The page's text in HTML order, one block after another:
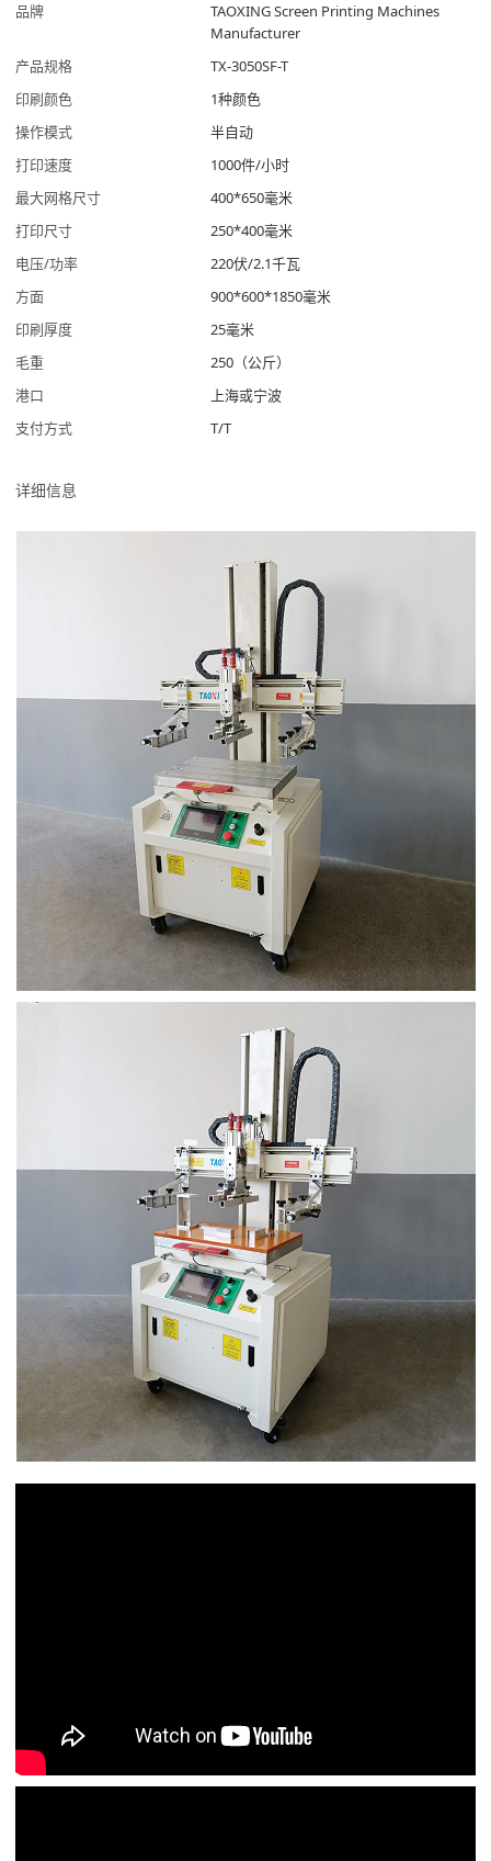
品牌
TAOXING Screen Printing Machines
Manufacturer
产品规格
TX-3050SF-T
印刷颜色
1种颜色
操作模式
半自动
打印速度
1000件/小时
最大网格尺寸
400*650毫米
打印尺寸
250*400毫米
电压/功率
220伏/2.1千瓦
方面
900*600*1850毫米
印刷厚度
25毫米
毛重
250（公斤）
港口
上海或宁波
支付方式
T/T
详细信息